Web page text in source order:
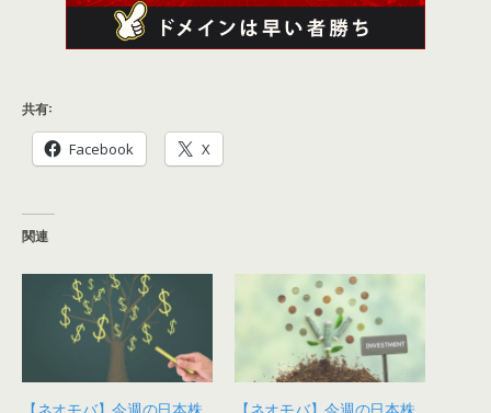
共有:
Facebook X
関連